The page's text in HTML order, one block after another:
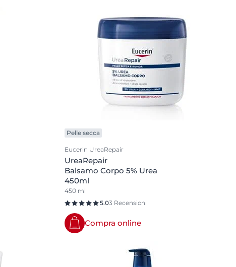
Pelle secca
Eucerin UreaRepair
UreaRepair
Balsamo Corpo 5% Urea
450ml
450 ml
5.03 Recensioni
Compra online